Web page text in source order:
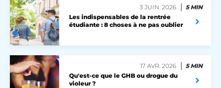
3 JUIN. 2026
5 MIN
Les indispensables de la rentrée
étudiante : 8 choses à ne pas oublier
17 AVR. 2026
5 MIN
Qu'est-ce que le GHB ou drogue du
violeur ?
X-AB
Stack Exchange Inc.
sc-static.net